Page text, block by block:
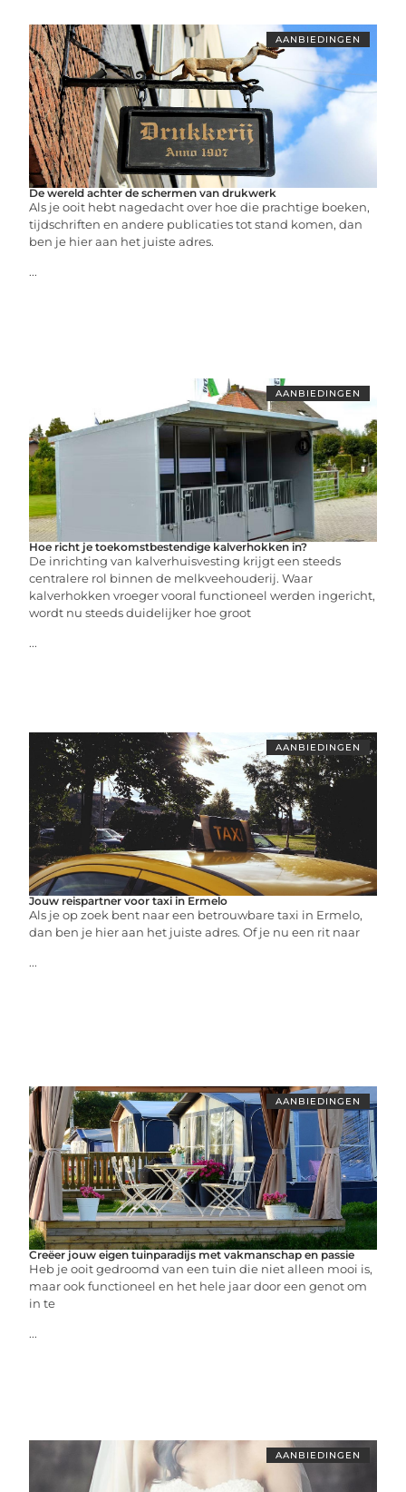
AANBIEDINGEN
De wereld achter de schermen van drukwerk
Als je ooit hebt nagedacht over hoe die prachtige boeken,
tijdschriften en andere publicaties tot stand komen, dan
ben je hier aan het juiste adres.
...
AANBIEDINGEN
Hoe richt je toekomstbestendige kalverhokken in?
De inrichting van kalverhuisvesting krijgt een steeds
centralere rol binnen de melkveehouderij. Waar
kalverhokken vroeger vooral functioneel werden ingericht,
wordt nu steeds duidelijker hoe groot
...
AANBIEDINGEN
Jouw reispartner voor taxi in Ermelo
Als je op zoek bent naar een betrouwbare taxi in Ermelo,
dan ben je hier aan het juiste adres. Of je nu een rit naar
...
AANBIEDINGEN
Creëer jouw eigen tuinparadijs met vakmanschap en passie
Heb je ooit gedroomd van een tuin die niet alleen mooi is,
maar ook functioneel en het hele jaar door een genot om
in te
...
AANBIEDINGEN